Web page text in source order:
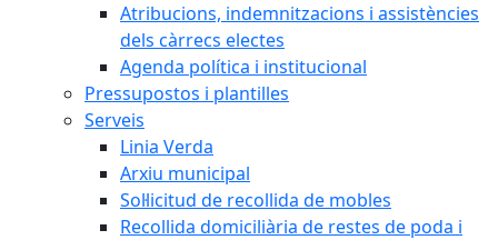
Atribucions, indemnitzacions i assistències
dels càrrecs electes
Agenda política i institucional
Pressupostos i plantilles
Serveis
Linia Verda
Arxiu municipal
Sol·licitud de recollida de mobles
Recollida domiciliària de restes de poda i